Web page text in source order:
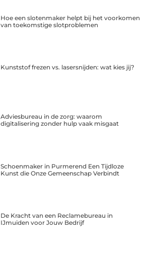
Hoe een slotenmaker helpt bij het voorkomen
van toekomstige slotproblemen
Kunststof frezen vs. lasersnijden: wat kies jij?
Adviesbureau in de zorg: waarom
digitalisering zonder hulp vaak misgaat
Schoenmaker in Purmerend Een Tijdloze
Kunst die Onze Gemeenschap Verbindt
De Kracht van een Reclamebureau in
IJmuiden voor Jouw Bedrijf